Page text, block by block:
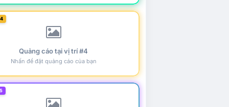
Quảng cáo tại vị trí #4
Nhấn để đặt quảng cáo của bạn